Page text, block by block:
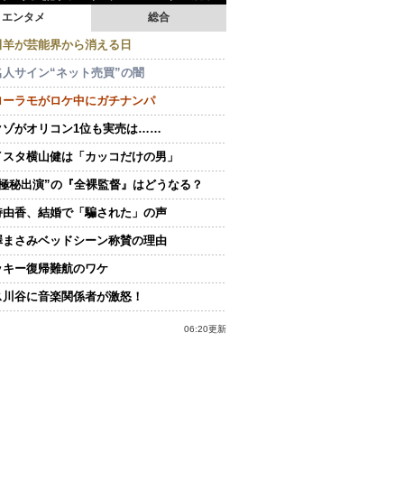
エンタメ 総合
が芸能界から消える日
人サイン“ネット売買”の闇
ーラモがロケ中にガチナンパ
ゾがオリコン1位も実売は……
タ横山健は「カッコだけの男」
秘出演”の『全裸監督』はどうなる？
由香、結婚で「騙された」の声
まさみベッドシーン称賛の理由
キー復帰難航のワケ
谷に音楽関係者が激怒！
06:20更新